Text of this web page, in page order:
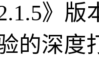
》
的深度